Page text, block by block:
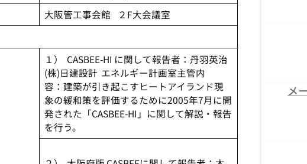
大阪管工事会館 ２F大会議室
１） CASBEE-HI に関して報告者：丹羽英治
(株)日建設計 エネルギー計画室主管内
容：建築が引き起こすヒートアイランド現
象の緩和策を評価するために2005年7月に開
発された「CASBEE-HI」に関して解説・報告
を行う。
メ